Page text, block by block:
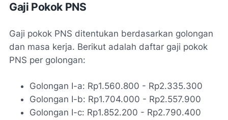
Gaji Pokok PNS
Gaji pokok PNS ditentukan berdasarkan golongan
dan masa kerja. Berikut adalah daftar gaji pokok
PNS per golongan:
Golongan I-a: Rp1.560.800 - Rp2.335.300
Golongan I-b: Rp1.704.000 - Rp2.557.900
Golongan I-c: Rp1.852.200 - Rp2.790.400